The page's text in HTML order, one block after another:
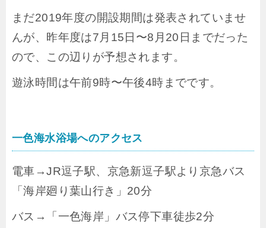
まだ2019年度の開設期間は発表されていませ
んが、昨年度は7月15日〜8月20日までだった
ので、この辺りが予想されます。
遊泳時間は午前9時〜午後4時までです。
一色海水浴場へのアクセス
電車→JR逗子駅、京急新逗子駅より京急バス
「海岸廻り葉山行き」20分
バス→「一色海岸」バス停下車徒歩2分